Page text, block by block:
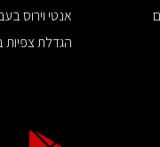
אנטי וירוס
הגדלת